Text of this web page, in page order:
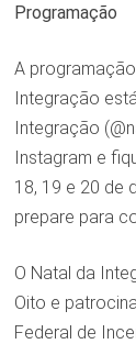
Programação
A
Integração
Integração
Instagram e
18, 19 e 20 de
prepare para
O Natal da
Oito e
Federal de